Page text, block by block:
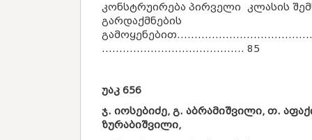
კონსტრუირება პირველი კლასის
გარდაქმნების
......................................... 85
უაკ 656
ჯ. იოსებიძე, გ. აბრამიშვილი, თ.
ზურაბიშვილი,